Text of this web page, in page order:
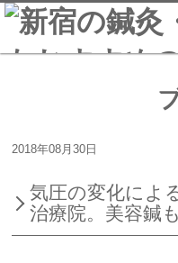
2018年08月30日
気圧の変化によ
治療院。美容鍼